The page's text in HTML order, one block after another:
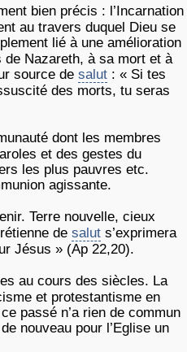
bien précis : l’Incarnation
au travers duquel Dieu se
lié à une amélioration
Nazareth, à sa mort et à
source de salut : « Si tes
des morts, tu seras
dont les membres
et des gestes du
les plus pauvres etc.
agissante.
Terre nouvelle, cieux
de salut s’exprimera
Jésus » (Ap 22,20).
au cours des siècles. La
et protestantisme en
passé n’a rien de commun
nouveau pour l’Eglise un